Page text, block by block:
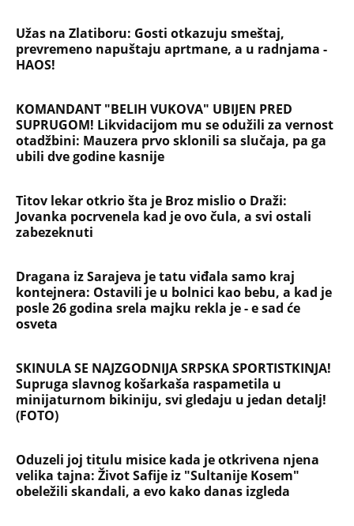
Užas na Zlatiboru: Gosti otkazuju smeštaj,
prevremeno napuštaju aprtmane, a u radnjama -
HAOS!
KOMANDANT "BELIH VUKOVA" UBIJEN PRED
SUPRUGOM! Likvidacijom mu se odužili za vernost
otadžbini: Mauzera prvo sklonili sa slučaja, pa ga
ubili dve godine kasnije
Titov lekar otkrio šta je Broz mislio o Draži:
Jovanka pocrvenela kad je ovo čula, a svi ostali
zabezeknuti
Dragana iz Sarajeva je tatu viđala samo kraj
kontejnera: Ostavili je u bolnici kao bebu, a kad je
posle 26 godina srela majku rekla je - e sad će
osveta
SKINULA SE NAJZGODNIJA SRPSKA SPORTISTKINJA!
Supruga slavnog košarkaša raspametila u
minijaturnom bikiniju, svi gledaju u jedan detalj!
(FOTO)
Oduzeli joj titulu misice kada je otkrivena njena
velika tajna: Život Safije iz "Sultanije Kosem"
obeležili skandali, a evo kako danas izgleda